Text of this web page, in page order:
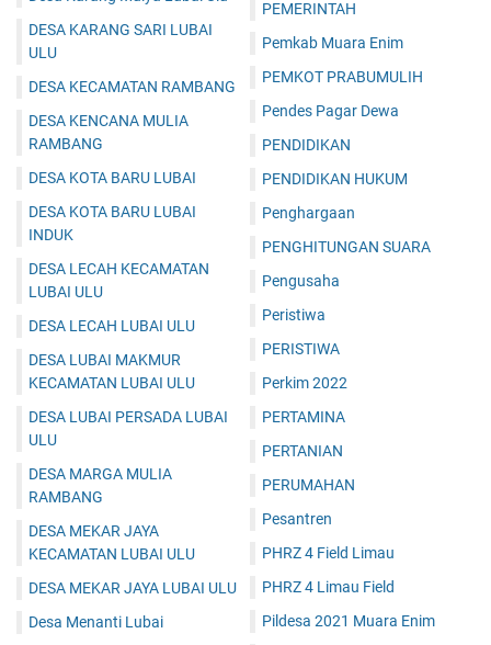
DESA KARANG SARI LUBAI
ULU
DESA KECAMATAN RAMBANG
DESA KENCANA MULIA
RAMBANG
DESA KOTA BARU LUBAI
DESA KOTA BARU LUBAI
INDUK
DESA LECAH KECAMATAN
LUBAI ULU
DESA LECAH LUBAI ULU
DESA LUBAI MAKMUR
KECAMATAN LUBAI ULU
DESA LUBAI PERSADA LUBAI
ULU
DESA MARGA MULIA
RAMBANG
DESA MEKAR JAYA
KECAMATAN LUBAI ULU
DESA MEKAR JAYA LUBAI ULU
Desa Menanti Lubai
PEMERINTAH
Pemkab Muara Enim
PEMKOT PRABUMULIH
Pendes Pagar Dewa
PENDIDIKAN
PENDIDIKAN HUKUM
Penghargaan
PENGHITUNGAN SUARA
Pengusaha
Peristiwa
PERISTIWA
Perkim 2022
PERTAMINA
PERTANIAN
PERUMAHAN
Pesantren
PHRZ 4 Field Limau
PHRZ 4 Limau Field
Pildesa 2021 Muara Enim